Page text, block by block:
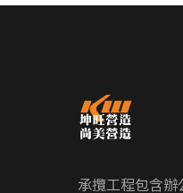
承攬工程包含辦